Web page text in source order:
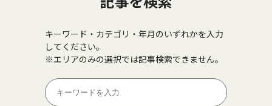
キーワード・カテゴリ・年月のいずれかを入力
してください。
※エリアのみの選択では記事検索できません。